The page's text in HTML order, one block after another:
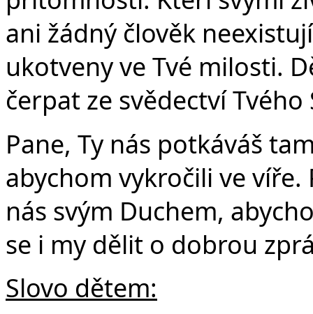
ani žádný člověk
ukotveny ve Tvé milosti.
čerpat ze svědectví Tvého
Pane, Ty nás potkáváš
abychom vykročili ve
nás svým Duchem,
se i my dělit o dobrou
Slovo dětem: